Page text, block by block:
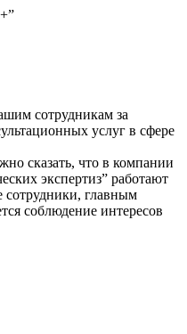
сотрудникам за
услуг в сфере
сказать, что в компании
экспертиз” работают
главным
соблюдение интересов